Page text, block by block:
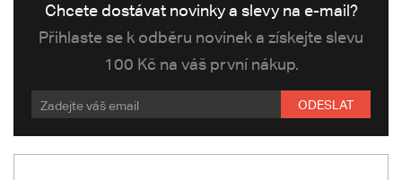
Chcete dostávat novinky a slevy na e-mail?
Přihlaste se k odběru novinek a získejte slevu
100 Kč na váš první nákup.
ODESLAT